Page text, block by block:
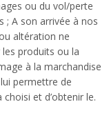
ou du vol/perte
; A son arrivée à nos
altération ne
produits ou la
à la marchandise
permettre de
et d’obtenir le.